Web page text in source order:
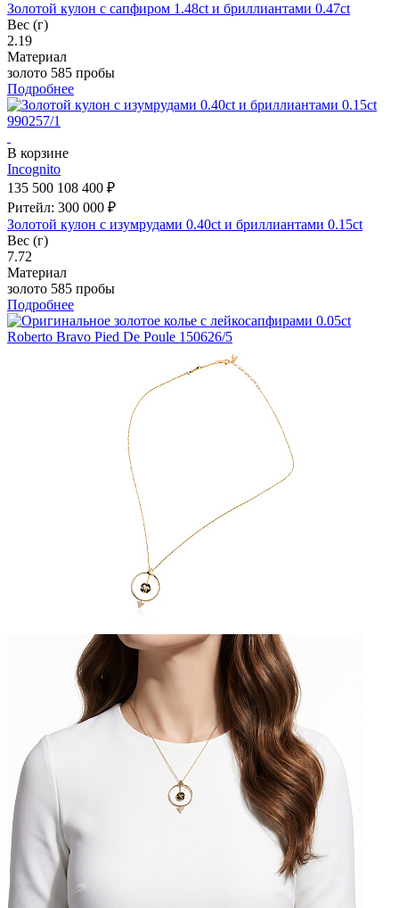
Золотой кулон с сапфиром 1.48ct и бриллиантами 0.47ct
Вес (г)
2.19
Материал
золото 585 пробы
Подробнее
В корзине
Incognito
135 500 108 400 ₽
Ритейл: 300 000 ₽
Золотой кулон с изумрудами 0.40ct и бриллиантами 0.15ct
Вес (г)
7.72
Материал
золото 585 пробы
Подробнее